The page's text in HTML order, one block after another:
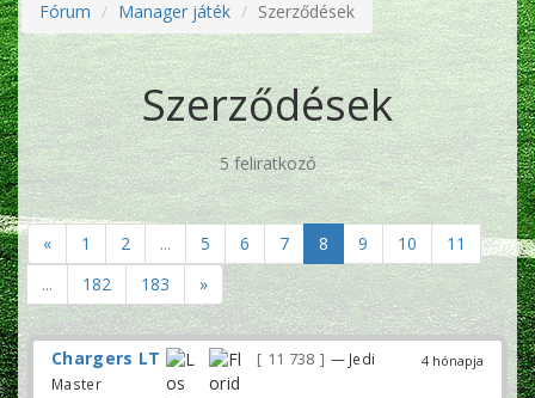
Fórum Manager játék Szerződések
Szerződések
5 feliratkozó
« 1 2 ... 5 6 7 8 9 10
11
...
182 183 »
4 hónapja
Chargers LT 11 738
— Jedi
Master